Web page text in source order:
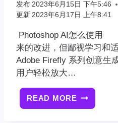
发布 2023年6月15日 下午5:46
更新 2023年6月17日 上午8:41
Photoshop AI怎么使用
来的改进，但鄙视学习和
Adobe Firefly 系列创意生
用户轻松放大…
READ MORE
AI